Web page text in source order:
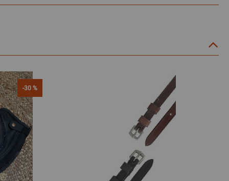
-30 %